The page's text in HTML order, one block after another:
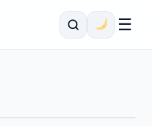
☰